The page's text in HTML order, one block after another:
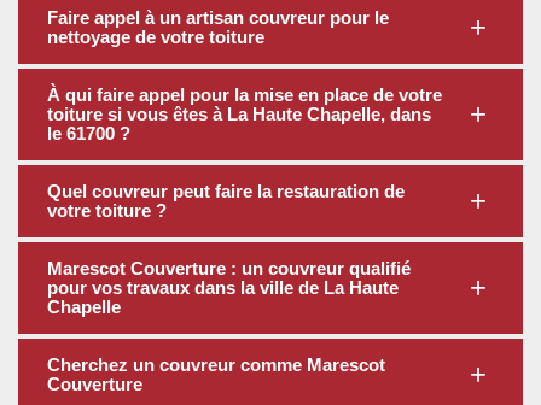
Faire appel à un artisan couvreur pour le
nettoyage de votre toiture
À qui faire appel pour la mise en place de votre
toiture si vous êtes à La Haute Chapelle, dans
le 61700 ?
Quel couvreur peut faire la restauration de
votre toiture ?
Marescot Couverture : un couvreur qualifié
pour vos travaux dans la ville de La Haute
Chapelle
Cherchez un couvreur comme Marescot
Couverture